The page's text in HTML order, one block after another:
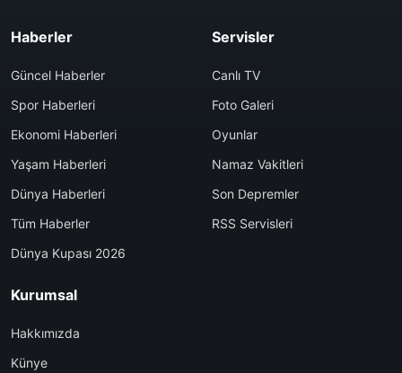
Haberler
Güncel Haberler
Spor Haberleri
Ekonomi Haberleri
Yaşam Haberleri
Dünya Haberleri
Tüm Haberler
Dünya Kupası 2026
Servisler
Canlı TV
Foto Galeri
Oyunlar
Namaz Vakitleri
Son Depremler
RSS Servisleri
Kurumsal
Hakkımızda
Künye